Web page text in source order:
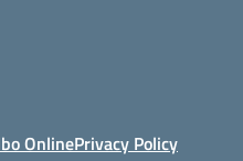
OnlinePrivacy Policy